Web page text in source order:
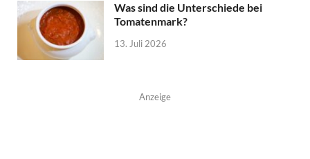
Was sind die Unterschiede bei
Tomatenmark?
13. Juli 2026
Anzeige